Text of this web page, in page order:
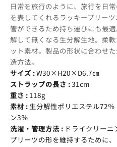
日常を旅行のように、旅行を日
を表してくれるラッキープリー
管ができるため持ち運びにも最
解して無くなる生分解生地。柔
ット素材。製品の形状に合わせ
造方法。
サイズ :W30×H20×D6.7㎝
ストラップの長さ :31cm
重さ : 118g
素材 : 生分解性ポリエステル72
ン3％
洗濯・管理方法 : ドライクリーニ
プリーツの形を維持するために